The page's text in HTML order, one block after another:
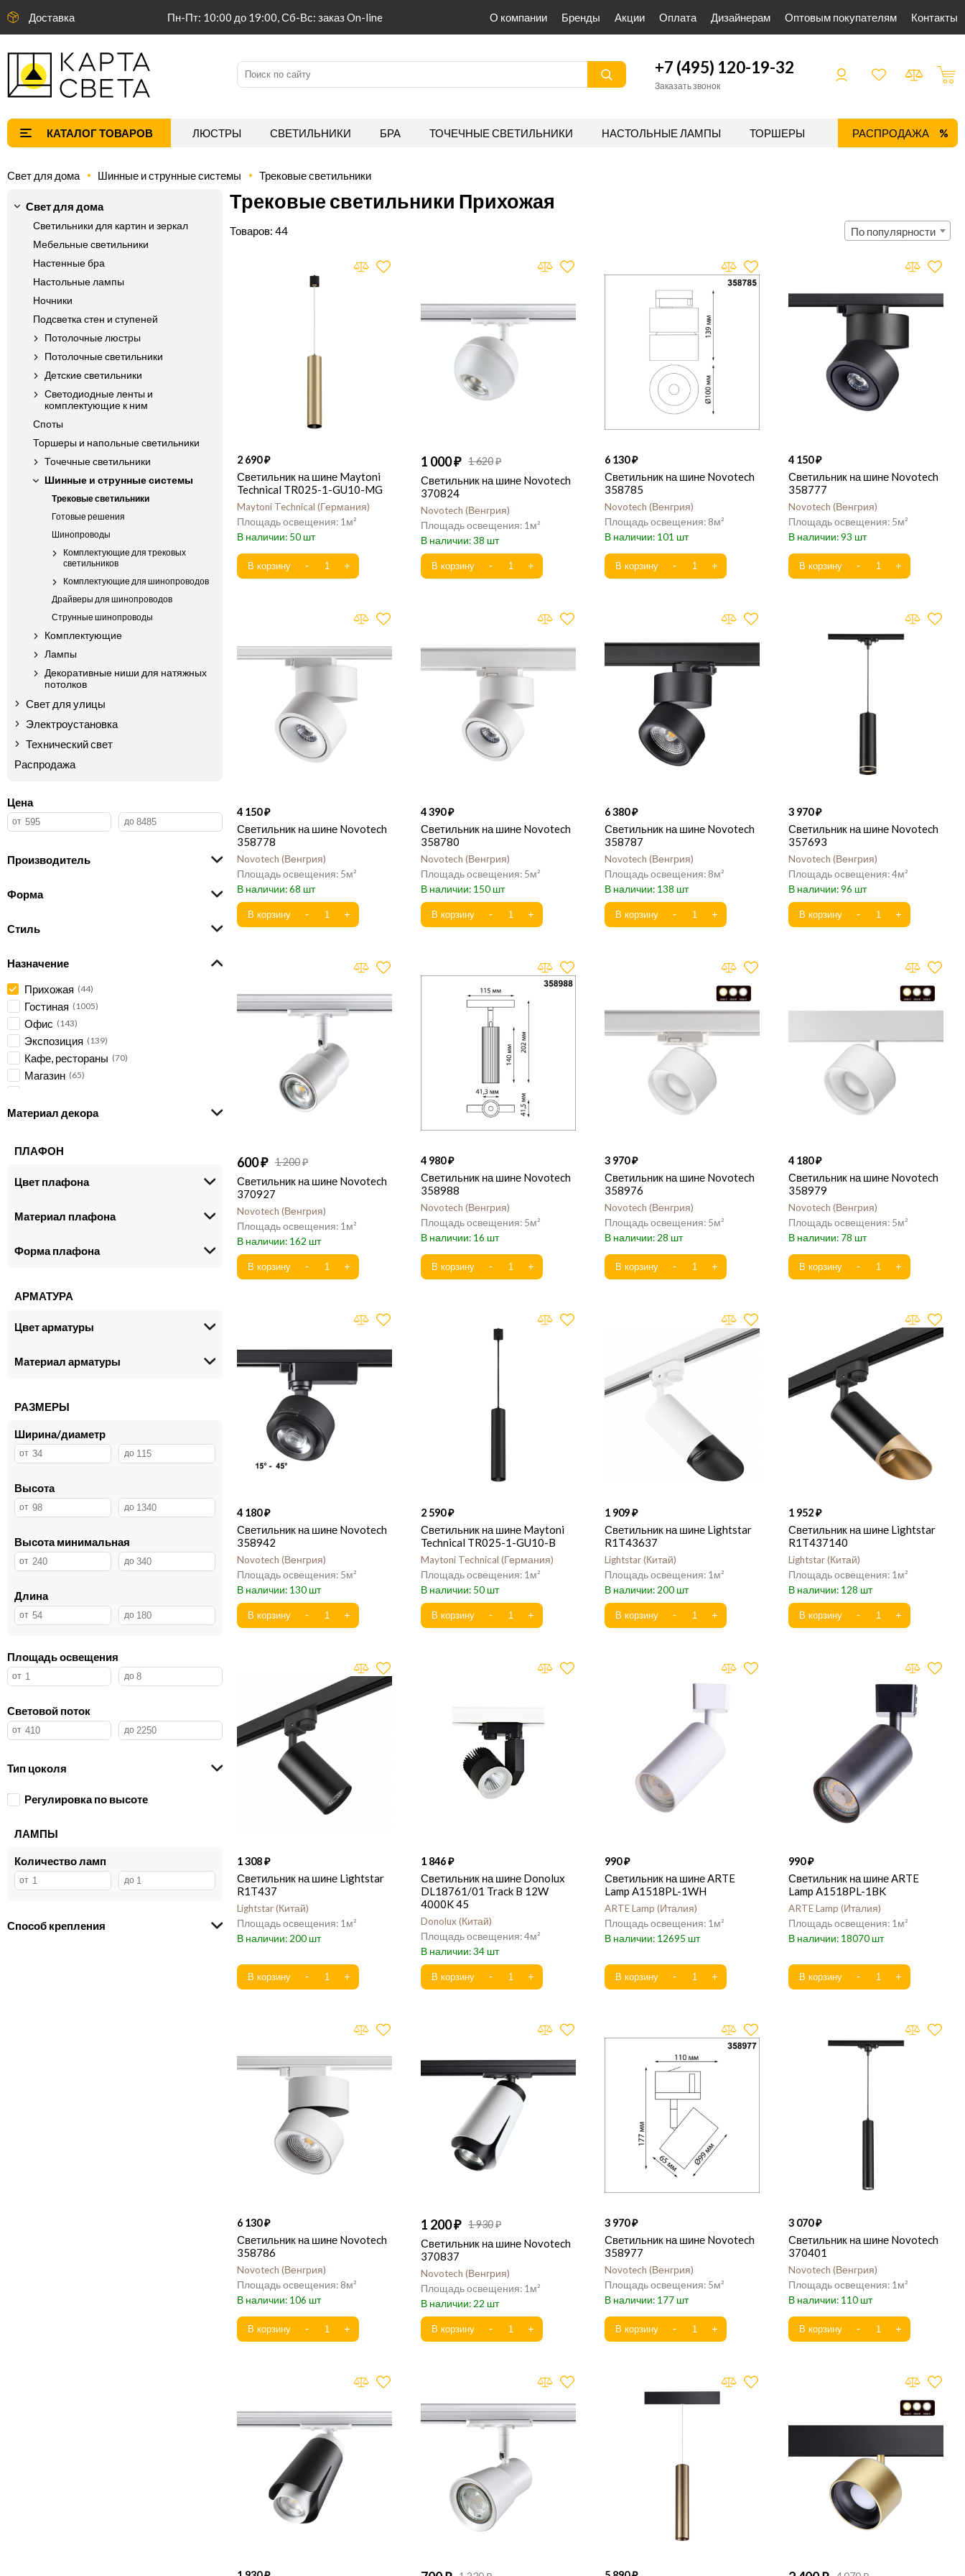
Доставка Пн-Пт: 10:00 до 19:00, Сб-Вс: заказ On-line О компании Бренды Акции Оплата Дизайнерам Оптовым покупателям Контакты
+7 (495) 120-19-32
Заказать звонок
ЛЮСТРЫ СВЕТИЛЬНИКИ БРА ТОЧЕЧНЫЕ СВЕТИЛЬНИКИ НАСТОЛЬНЫЕ ЛАМПЫ ТОРШЕРЫ ТРЕКОВЫЕ СИСТЕМЫ
РАСПРОДАЖА
Свет для дома Шинные и струнные системы Трековые светильники
Свет для дома
Светильники для картин и зеркал
Мебельные светильники
Настенные бра
Настольные лампы
Ночники
Подсветка стен и ступеней
Потолочные люстры
Потолочные светильники
Детские светильники
Светодиодные ленты и
комплектующие к ним
Споты
Торшеры и напольные светильники
Точечные светильники
Шинные и струнные системы
Трековые светильники
Готовые решения
Шинопроводы
Комплектующие для трековых
светильников
Комплектующие для шинопроводов
Драйверы для шинопроводов
Струнные шинопроводы
Комплектующие
Лампы
Декоративные ниши для натяжных
потолков
Свет для улицы
Электроустановка
Технический свет
Распродажа
Цена
Производитель
Форма
Стиль
Назначение
Прихожая
44
Гостиная 1005
Офис 143
Экспозиция 139
Кафе, рестораны 70
Магазин 65
Кухня 39
Материал декора
ПЛАФОН
Цвет плафона
Материал плафона
Форма плафона
АРМАТУРА
Цвет арматуры
Материал арматуры
РАЗМЕРЫ
Ширина/диаметр
Высота
Высота минимальная
Длина
Площадь освещения
Световой поток
Тип цоколя
Регулировка по высоте
ЛАМПЫ
Количество ламп
Способ крепления
Трековые светильники Прихожая
44 По популярности
2 690
Светильник на шине Maytoni
Technical TR025-1-GU10-MG
Maytoni Technical Германия
1
50
1 000 1 620
Светильник на шине Novotech
370824
Novotech Венгрия
1
38
6 130
Светильник на шине Novotech
358785
Novotech Венгрия
8
101
4 150
Светильник на шине Novotech
358777
Novotech Венгрия
5
93
4 150
Светильник на шине Novotech
358778
Novotech Венгрия
5
68
4 390
Светильник на шине Novotech
358780
Novotech Венгрия
5
150
6 380
Светильник на шине Novotech
358787
Novotech Венгрия
8
138
3 970
Светильник на шине Novotech
357693
Novotech Венгрия
4
96
600 1 200
Светильник на шине Novotech
370927
Novotech Венгрия
1
162
4 980
Светильник на шине Novotech
358988
Novotech Венгрия
5
16
3 970
Светильник на шине Novotech
358976
Novotech Венгрия
5
28
4 180
Светильник на шине Novotech
358979
Novotech Венгрия
5
78
4 180
Светильник на шине Novotech
358942
Novotech Венгрия
5
130
2 590
Светильник на шине Maytoni
Technical TR025-1-GU10-B
Maytoni Technical Германия
1
50
1 909
Светильник на шине Lightstar
R1T43637
Lightstar Китай
1
200
1 952
Светильник на шине Lightstar
R1T437140
Lightstar Китай
1
128
1 308
Светильник на шине Lightstar
R1T437
Lightstar Китай
1
200
1 846
Светильник на шине Donolux
DL18761/01 Track B 12W
4000K 45
Donolux Китай
4
34
990
Светильник на шине ARTE
Lamp A1518PL-1WH
ARTE Lamp Италия
1
12695
990
Светильник на шине ARTE
Lamp A1518PL-1BK
ARTE Lamp Италия
1
18070
6 130
Светильник на шине Novotech
358786
Novotech Венгрия
8
106
1 200 1 930
Светильник на шине Novotech
370837
Novotech Венгрия
1
22
3 970
Светильник на шине Novotech
358977
Novotech Венгрия
5
177
3 070
Светильник на шине Novotech
370401
Novotech Венгрия
1
110